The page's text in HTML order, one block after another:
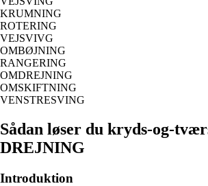
KRUMNING
ROTERING
VEJSVIVG
OMBØJNING
RANGERING
OMDREJNING
OMSKIFTNING
VENSTRESVING
Sådan løser du kryds-og-
DREJNING
Introduktion